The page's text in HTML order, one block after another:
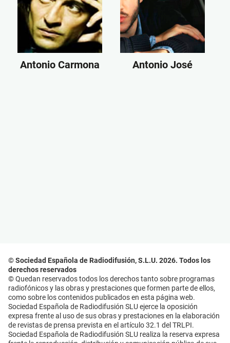
Antonio Carmona Antonio José
© Sociedad Española de Radiodifusión, S.L.U. 2026. Todos los
derechos reservados
© Quedan reservados todos los derechos tanto sobre programas
radiofónicos y las obras y prestaciones que formen parte de ellos,
como sobre los contenidos publicados en esta página web.
Sociedad Española de Radiodifusión SLU ejerce la oposición
expresa frente al uso de sus obras y prestaciones en la elaboración
de revistas de prensa prevista en el artículo 32.1 del TRLPI.
Sociedad Española de Radiodifusión SLU realiza la reserva expresa